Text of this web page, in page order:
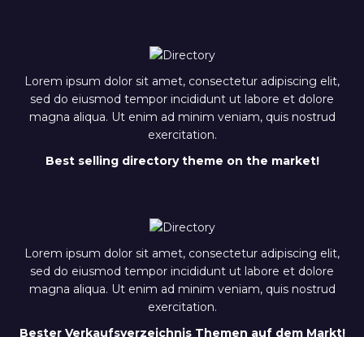
Lorem ipsum dolor sit amet, consectetur adipiscing elit,
sed do eiusmod tempor incididunt ut labore et dolore
magna aliqua. Ut enim ad minim veniam, quis nostrud
exercitation.
Best selling directory theme on the market!
Lorem ipsum dolor sit amet, consectetur adipiscing elit,
sed do eiusmod tempor incididunt ut labore et dolore
magna aliqua. Ut enim ad minim veniam, quis nostrud
exercitation.
Bester Verkaufsverzeichnis Themen auf dem Markt!